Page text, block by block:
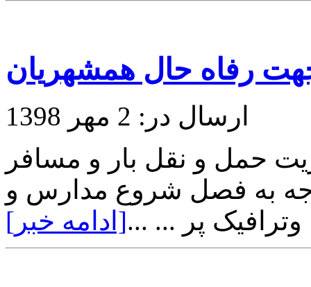
رفاه حال همشهریان
ارسال در: 2 مهر 1398
حمل و نقل بار و مسافر
به فصل شروع مدارس و
وترافیک پر ... ...[ادامه خبر]